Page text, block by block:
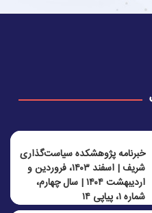
خبرنامه پژوهشکده سیاست‌گذاری
شریف | اسفند ۱۴۰۳، فروردین و
اردیبهشت ۱۴۰۴ | سال چهارم،
شماره ۱، پیاپی ۱۴